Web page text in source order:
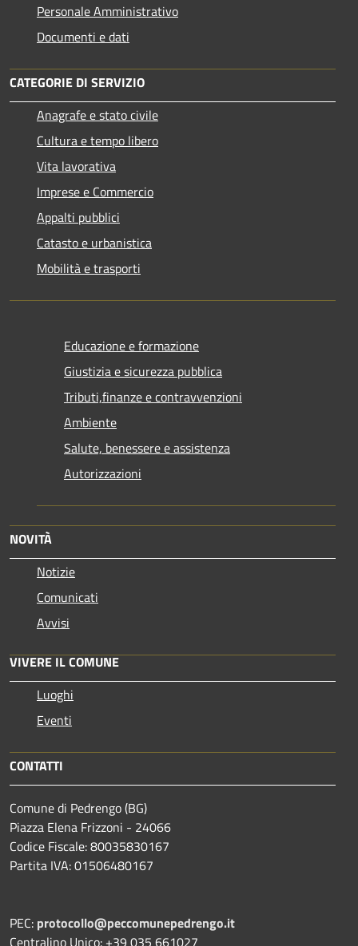
Personale Amministrativo
Documenti e dati
CATEGORIE DI SERVIZIO
Anagrafe e stato civile
Cultura e tempo libero
Vita lavorativa
Imprese e Commercio
Appalti pubblici
Catasto e urbanistica
Mobilità e trasporti
Educazione e formazione
Giustizia e sicurezza pubblica
Tributi,finanze e contravvenzioni
Ambiente
Salute, benessere e assistenza
Autorizzazioni
NOVITÀ
Notizie
Comunicati
Avvisi
VIVERE IL COMUNE
Luoghi
Eventi
CONTATTI
Comune di Pedrengo (BG)
Piazza Elena Frizzoni - 24066
Codice Fiscale: 80035830167
Partita IVA: 01506480167
PEC: protocollo@peccomunepedrengo.it
Centralino Unico: +39 035 661027